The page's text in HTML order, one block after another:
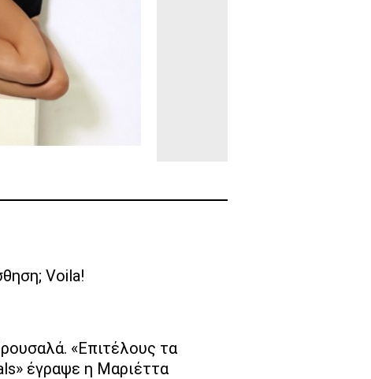
Voila!
«Επιτέλους τα
έγραψε η Μαριέττα